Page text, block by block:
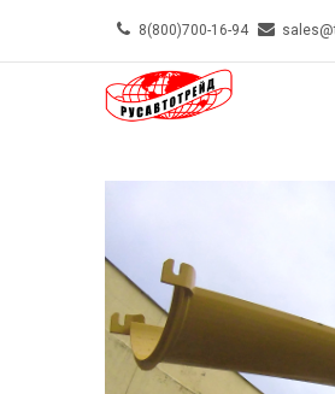
8(800)700-16-94